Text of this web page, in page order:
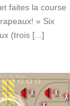
faites la course
» Six
(trois [...]